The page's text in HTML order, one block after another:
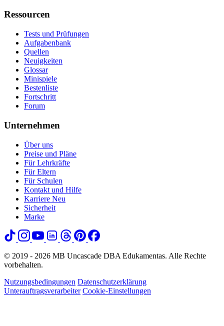
Ressourcen
Tests und Prüfungen
Aufgabenbank
Quellen
Neuigkeiten
Glossar
Minispiele
Bestenliste
Fortschritt
Forum
Unternehmen
Über uns
Preise und Pläne
Für Lehrkräfte
Für Eltern
Für Schulen
Kontakt und Hilfe
Karriere Neu
Sicherheit
Marke
© 2019 - 2026 MB Uncascade DBA Edukamentas. Alle Rechte
vorbehalten.
Nutzungsbedingungen Datenschutzerklärung
Unterauftragsverarbeiter Cookie-Einstellungen